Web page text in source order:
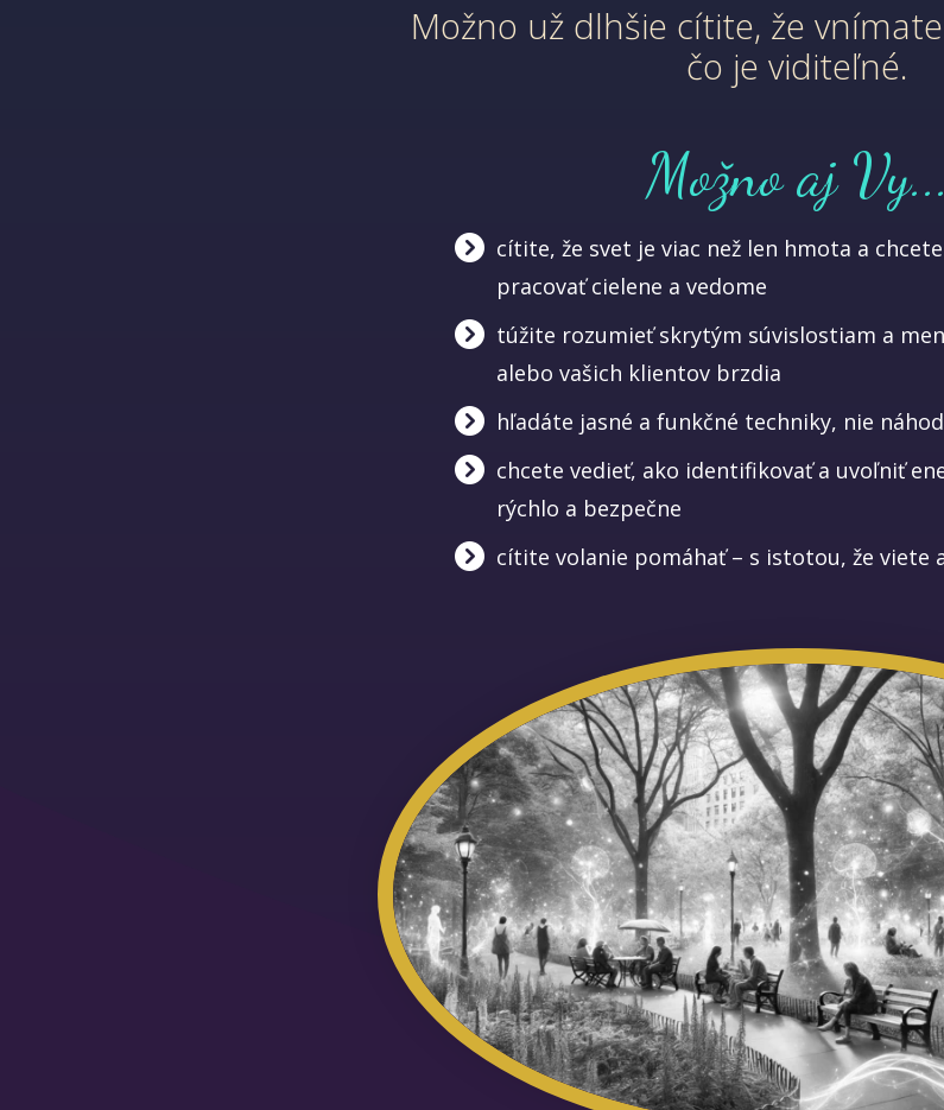
Možno už dlhšie cítite, že
čo je viditeľné.
Možno aj Vy...
cítite, že svet je viac než len hmota a
pracovať cielene a vedome
túžite rozumieť skrytým súvislostiam a
alebo vašich klientov brzdia
hľadáte jasné a funkčné techniky, nie
chcete vedieť, ako identifikovať a uvoľniť
rýchlo a bezpečne
cítite volanie pomáhať – s istotou, že viete